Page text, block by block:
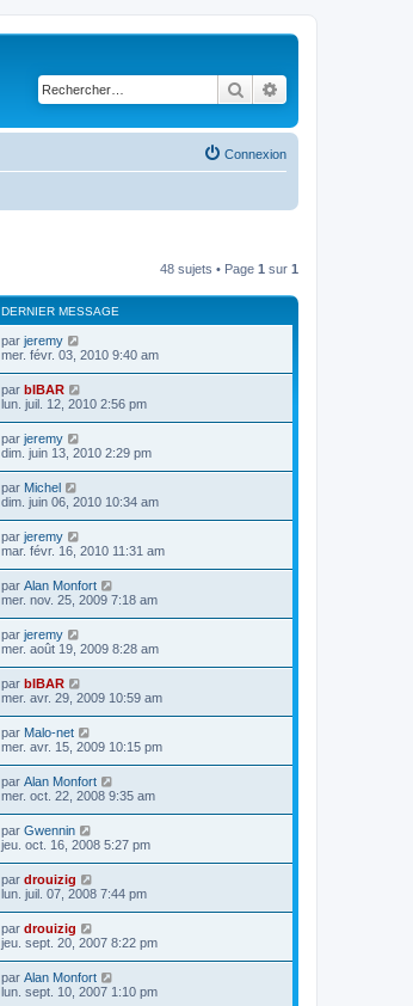
Rechercher
Connexion
48 sujets • Page 1 sur 1
DERNIER MESSAGE
par jeremy
mer. févr. 03, 2010 9:40 am
par bIBAR
lun. juil. 12, 2010 2:56 pm
par jeremy
dim. juin 13, 2010 2:29 pm
par Michel
dim. juin 06, 2010 10:34 am
par jeremy
mar. févr. 16, 2010 11:31 am
par Alan Monfort
mer. nov. 25, 2009 7:18 am
par jeremy
mer. août 19, 2009 8:28 am
par bIBAR
mer. avr. 29, 2009 10:59 am
par Malo-net
mer. avr. 15, 2009 10:15 pm
par Alan Monfort
mer. oct. 22, 2008 9:35 am
par Gwennin
jeu. oct. 16, 2008 5:27 pm
par drouizig
lun. juil. 07, 2008 7:44 pm
par drouizig
jeu. sept. 20, 2007 8:22 pm
par Alan Monfort
lun. sept. 10, 2007 1:10 pm